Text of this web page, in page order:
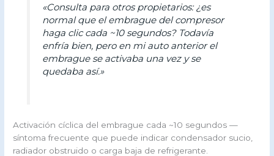
«Consulta para otros propietarios: ¿es
normal que el embrague del compresor
haga clic cada ~10 segundos? Todavía
enfría bien, pero en mi auto anterior el
embrague se activaba una vez y se
quedaba así.»
Activación cíclica del embrague cada ~10 segundos —
síntoma frecuente que puede indicar condensador sucio,
radiador obstruido o carga baja de refrigerante.